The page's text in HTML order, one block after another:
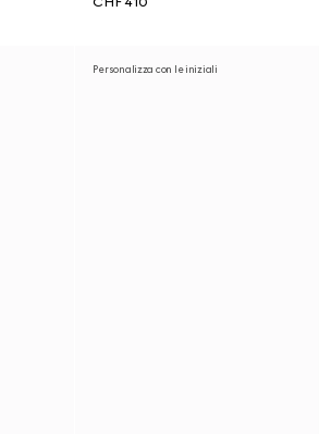
Personalizza con le iniziali